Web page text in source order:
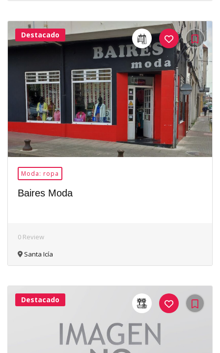
26Me
Gusta
Destacado
Moda: ropa
Baires Moda
0 Review
Santa Icía
43Me
Destacado